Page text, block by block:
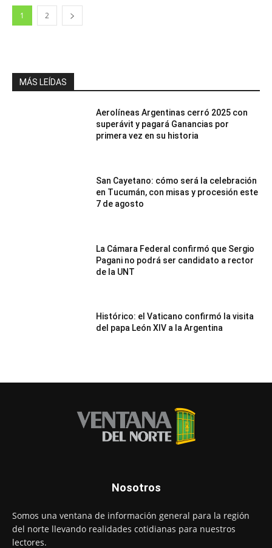
1 2
MÁS LEÍDAS
Aerolíneas Argentinas cerró 2025 con
superávit y pagará Ganancias por
primera vez en su historia
San Cayetano: cómo será la celebración
en Tucumán, con misas y procesión este
7 de agosto
La Cámara Federal confirmó que Sergio
Pagani no podrá ser candidato a rector
de la UNT
Histórico: el Vaticano confirmó la visita
del papa León XIV a la Argentina
Nosotros
Somos una ventana de información general para la región
del norte llevando realidades cotidianas para nuestros
lectores.